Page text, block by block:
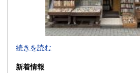
600円
創業７5年。
近代文学、探偵小説、ミステリー、音
続きを読む
新着情報